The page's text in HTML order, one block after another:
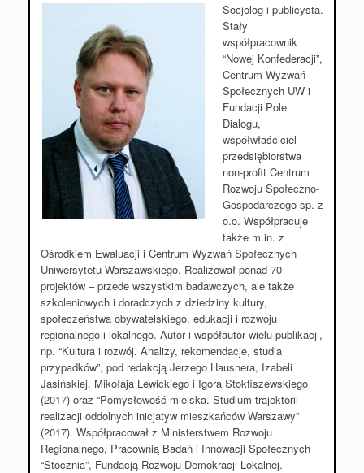
Socjolog i publicysta.
Stały
współpracownik
“Nowej Konfederacji”,
Centrum Wyzwań
Społecznych UW i
Fundacji Pole
Dialogu,
współwłaściciel
przedsiębiorstwa
non-profit Centrum
Rozwoju Społeczno-
Gospodarczego sp. z
o.o. Współpracuje
także m.in. z
Ośrodkiem Ewaluacji i Centrum Wyzwań Społecznych
Uniwersytetu Warszawskiego. Realizował ponad 70
projektów – przede wszystkim badawczych, ale także
szkoleniowych i doradczych z dziedziny kultury,
społeczeństwa obywatelskiego, edukacji i rozwoju
regionalnego i lokalnego. Autor i współautor wielu publikacji,
np. “Kultura i rozwój. Analizy, rekomendacje, studia
przypadków”, pod redakcją Jerzego Hausnera, Izabeli
Jasińskiej, Mikołaja Lewickiego i Igora Stokfiszewskiego
(2017) oraz “Pomysłowość miejska. Studium trajektorii
realizacji oddolnych inicjatyw mieszkańców Warszawy”
(2017). Współpracował z Ministerstwem Rozwoju
Regionalnego, Pracownią Badań i Innowacji Społecznych
“Stocznia”, Fundacją Rozwoju Demokracji Lokalnej.